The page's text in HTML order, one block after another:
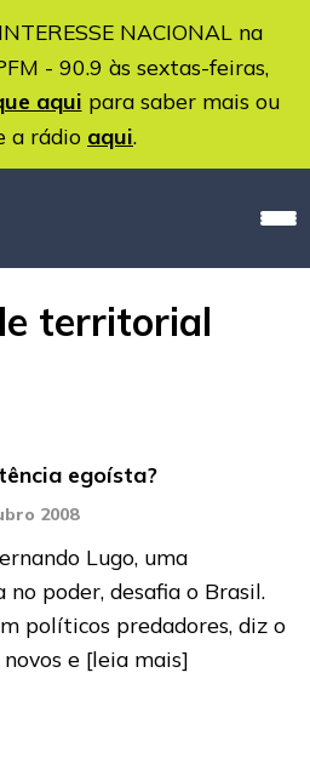
NACIONAL na
- 90.9 às sextas-feiras,
aqui para saber mais ou
a rádio aqui.
territorial
egoísta?
2008
Lugo, uma
poder, desafia o Brasil.
políticos predadores, diz o
e [leia mais]